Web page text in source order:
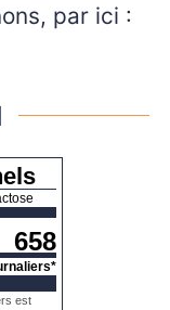
par ici :
658
est